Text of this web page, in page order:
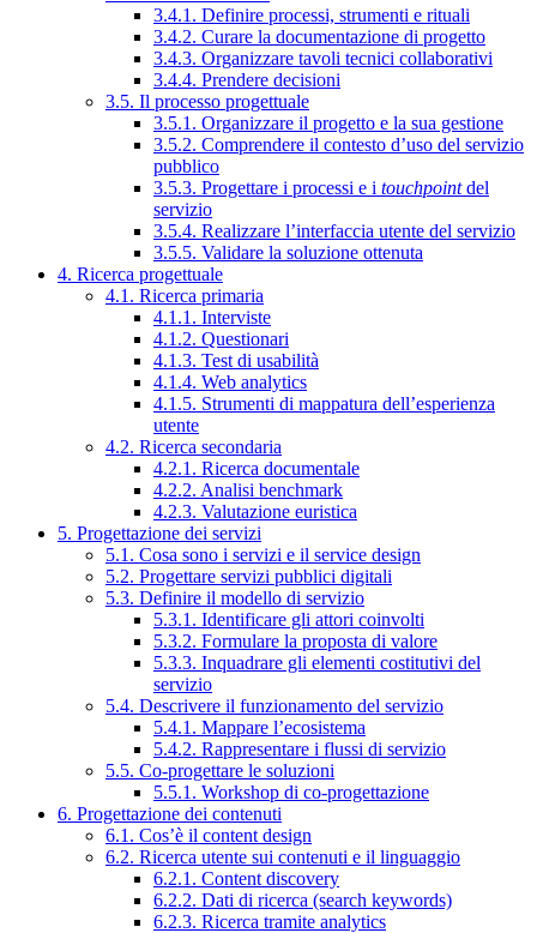
3.4.1. Definire processi, strumenti e rituali
3.4.2. Curare la documentazione di progetto
3.4.3. Organizzare tavoli tecnici collaborativi
3.4.4. Prendere decisioni
3.5. Il processo progettuale
3.5.1. Organizzare il progetto e la sua gestione
3.5.2. Comprendere il contesto d’uso del servizio
pubblico
3.5.3. Progettare i processi e i touchpointdel
servizio
3.5.4. Realizzare l’interfaccia utente del servizio
3.5.5. Validare la soluzione ottenuta
4. Ricerca progettuale
4.1. Ricerca primaria
4.1.1. Interviste
4.1.2. Questionari
4.1.3. Test di usabilità
4.1.4. Web analytics
4.1.5. Strumenti di mappatura dell’esperienza
utente
4.2. Ricerca secondaria
4.2.1. Ricerca documentale
4.2.2. Analisi benchmark
4.2.3. Valutazione euristica
5. Progettazione dei servizi
5.1. Cosa sono i servizi e il service design
5.2. Progettare servizi pubblici digitali
5.3. Definire il modello di servizio
5.3.1. Identificare gli attori coinvolti
5.3.2. Formulare la proposta di valore
5.3.3. Inquadrare gli elementi costitutivi del
servizio
5.4. Descrivere il funzionamento del servizio
5.4.1. Mappare l’ecosistema
5.4.2. Rappresentare i flussi di servizio
5.5. Co-progettare le soluzioni
5.5.1. Workshop di co-progettazione
6. Progettazione dei contenuti
6.1. Cos’è il content design
6.2. Ricerca utente sui contenuti e il linguaggio
6.2.1. Content discovery
6.2.2. Dati di ricerca (search keywords)
6.2.3. Ricerca tramite analytics